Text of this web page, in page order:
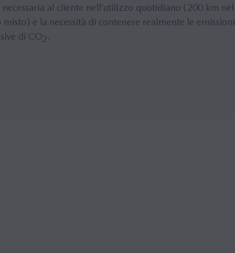
al cliente nell’utilizzo quotidiano (200 km nel
e la necessità di contenere realmente le emissioni
di CO2 .